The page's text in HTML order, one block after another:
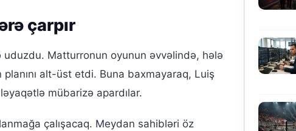
çarpır
uduzdu. Matturronun oyunun əvvəlində, hələ
planını alt-üst etdi. Buna baxmayaraq, Luiş
mübarizə apardılar.
çalışacaq. Meydan sahibləri öz